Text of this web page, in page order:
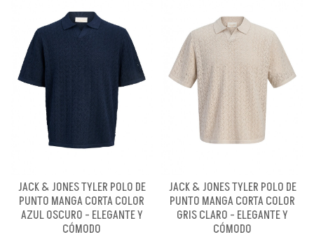
JACK & JONES TYLER POLO DE
PUNTO MANGA CORTA COLOR
AZUL OSCURO - ELEGANTE Y
CÓMODO
JACK & JONES TYLER POLO DE
PUNTO MANGA CORTA COLOR
GRIS CLARO - ELEGANTE Y
CÓMODO